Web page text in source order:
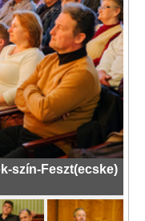
szín-Feszt(ecske)